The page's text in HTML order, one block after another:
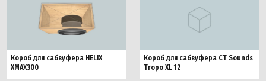
Короб для сабвуфера HELIX
XMAX300
Короб для сабвуфера CT Sounds
Tropo XL 12